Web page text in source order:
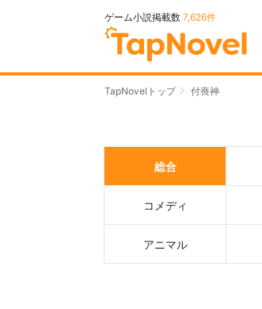
ゲーム小説掲載数 7,626件
TapNovelトップ 付喪神
総合
コメディ
アニマル